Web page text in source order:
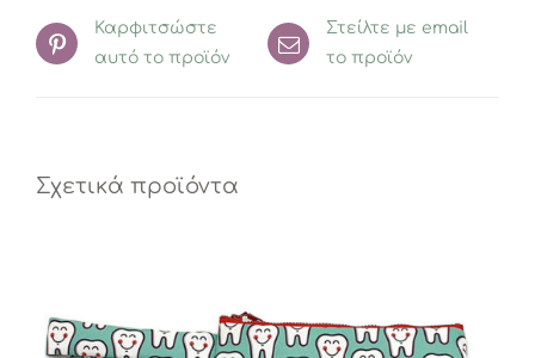
Καρφιτσώστε
αυτό το προϊόν
Στείλτε με email
το προϊόν
Σχετικά προϊόντα